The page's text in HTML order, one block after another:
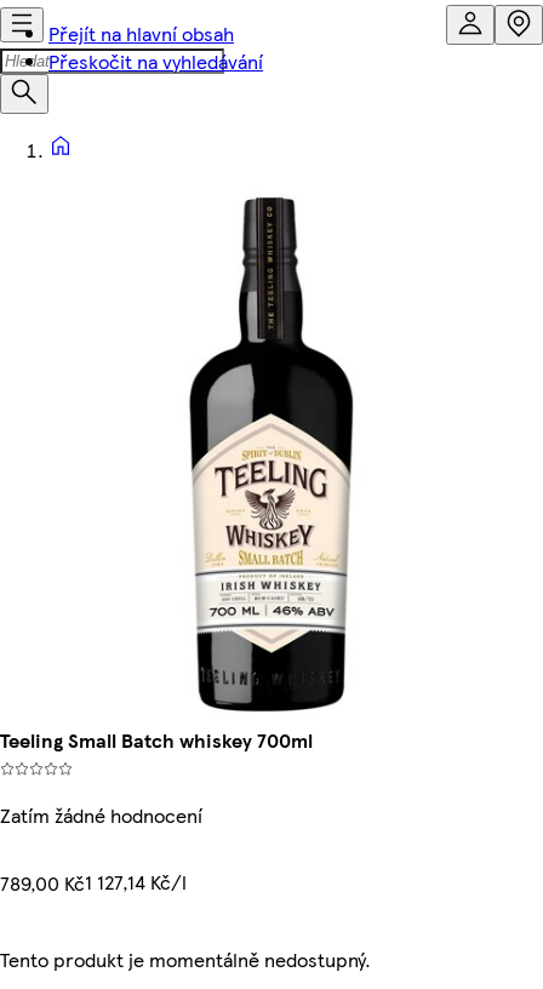
Přejít na hlavní obsah
Přeskočit na vyhledávání
Teeling Small Batch whiskey 700ml
Zatím žádné hodnocení
789,00 Kč1 127,14 Kč/l
Tento produkt je momentálně nedostupný.